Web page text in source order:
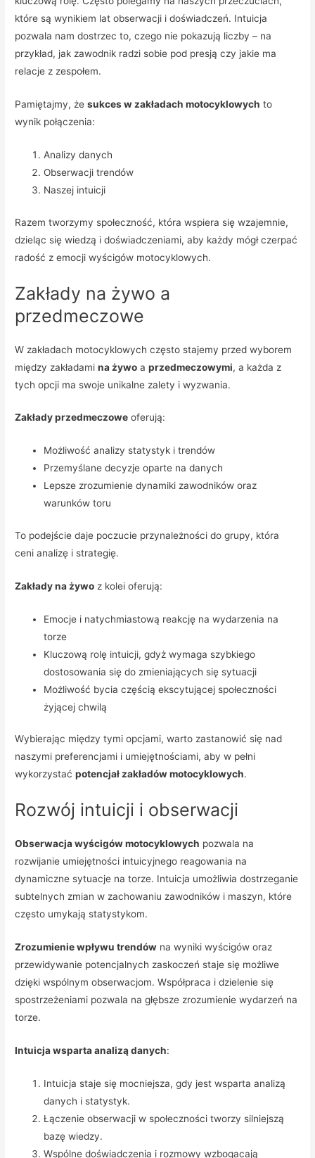
które są wynikiem lat obserwacji i doświadczeń. Intuicja
pozwala nam dostrzec to, czego nie pokazują liczby – na
przykład, jak zawodnik radzi sobie pod presją czy jakie ma
relacje z zespołem.
Pamiętajmy, żesukces w zakładach motocyklowych to
wynik połączenia:
Analizy danych
Obserwacji trendów
Naszej intuicji
Razem tworzymy społeczność, która wspiera się wzajemnie,
dzieląc się wiedzą i doświadczeniami, aby każdy mógł czerpać
radość z emocji wyścigów motocyklowych.
Zakłady na żywo a
przedmeczowe
W zakładach motocyklowych często stajemy przed wyborem
między zakładamina żywo aprzedmeczowymi, a każda z
tych opcji ma swoje unikalne zalety i wyzwania.
Zakłady przedmeczowe oferują:
Możliwość analizy statystyk i trendów
Przemyślane decyzje oparte na danych
Lepsze zrozumienie dynamiki zawodników oraz
warunków toru
To podejście daje poczucie przynależności do grupy, która
ceni analizę i strategię.
Zakłady na żywo z kolei oferują:
Emocje i natychmiastową reakcję na wydarzenia na
torze
Kluczową rolę intuicji, gdyż wymaga szybkiego
dostosowania się do zmieniających się sytuacji
Możliwość bycia częścią ekscytującej społeczności
żyjącej chwilą
Wybierając między tymi opcjami, warto zastanowić się nad
naszymi preferencjami i umiejętnościami, aby w pełni
wykorzystaćpotencjał zakładów motocyklowych.
Rozwój intuicji i obserwacji
Obserwacja wyścigów motocyklowych pozwala na
rozwijanie umiejętności intuicyjnego reagowania na
dynamiczne sytuacje na torze. Intuicja umożliwia dostrzeganie
subtelnych zmian w zachowaniu zawodników i maszyn, które
często umykają statystykom.
Zrozumienie wpływu trendów na wyniki wyścigów oraz
przewidywanie potencjalnych zaskoczeń staje się możliwe
dzięki wspólnym obserwacjom. Współpraca i dzielenie się
spostrzeżeniami pozwala na głębsze zrozumienie wydarzeń na
torze.
Intuicja wsparta analizą danych:
Intuicja staje się mocniejsza, gdy jest wsparta analizą
danych i statystyk.
Łączenie obserwacji w społeczności tworzy silniejszą
bazę wiedzy.
Wspólne doświadczenia i rozmowy wzbogacają